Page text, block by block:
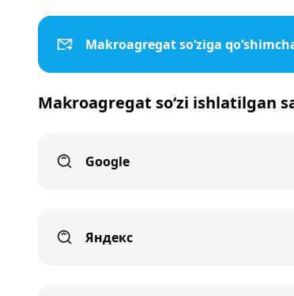
Makroagregat so‘ziga
Makroagregat so‘zi ishlatilgan
Google
Яндекс